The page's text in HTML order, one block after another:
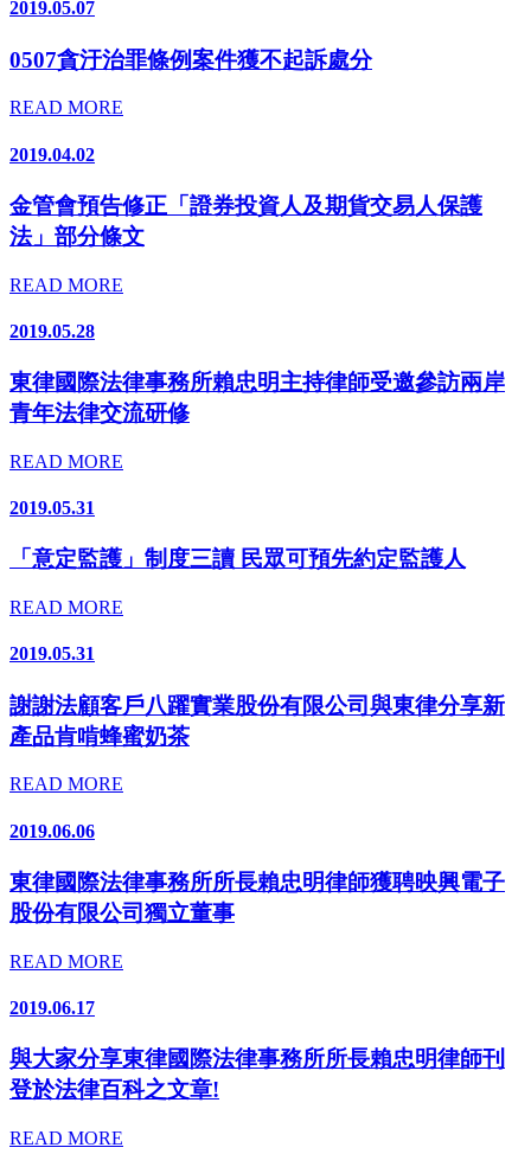
2019.05.07
0507貪汙治罪條例案件獲不起訴處分
READ MORE
2019.04.02
金管會預告修正「證券投資人及期貨交易人保護
法」部分條文
READ MORE
2019.05.28
東律國際法律事務所賴忠明主持律師受邀參訪兩岸
青年法律交流研修
READ MORE
2019.05.31
「意定監護」制度三讀 民眾可預先約定監護人
READ MORE
2019.05.31
謝謝法顧客戶八躍實業股份有限公司與東律分享新
產品肯啃蜂蜜奶茶
READ MORE
2019.06.06
東律國際法律事務所所長賴忠明律師獲聘映興電子
股份有限公司獨立董事
READ MORE
2019.06.17
與大家分享東律國際法律事務所所長賴忠明律師刊
登於法律百科之文章!
READ MORE